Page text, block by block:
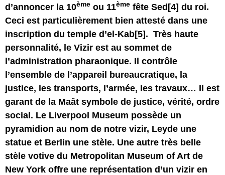
d’annoncer la 10ème ou 11ème fête Sed [4] du roi.
Ceci est particulièrement bien attesté dans une
inscription du temple d’el-Kab[5] . Très haute
personnalité, le Vizir est au sommet de
l’administration pharaonique. Il contrôle
l’ensemble de l’appareil bureaucratique, la
justice, les transports, l’armée, les travaux… Il est
garant de la Maât symbole de justice, vérité, ordre
social. Le Liverpool Museum possède un
pyramidion au nom de notre vizir, Leyde une
statue et Berlin une stèle. Une autre très belle
stèle votive du Metropolitan Museum of Art de
New York offre une représentation d’un vizir en